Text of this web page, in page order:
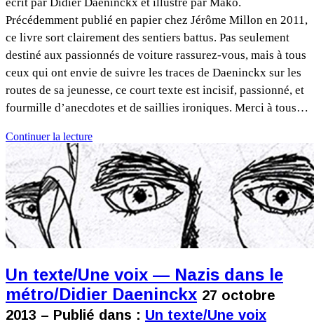
écrit par Didier Daeninckx et illustré par Mako.
Précédemment publié en papier chez Jérôme Millon en 2011,
ce livre sort clairement des sentiers battus. Pas seulement
destiné aux passionnés de voiture rassurez-vous, mais à tous
ceux qui ont envie de suivre les traces de Daeninckx sur les
routes de sa jeunesse, ce court texte est incisif, passionné, et
fourmille d’anecdotes et de saillies ironiques. Merci à tous…
Continuer la lecture
Un texte/Une voix — Nazis dans le
métro/Didier Daeninckx 27 octobre
2013 – Publié dans : Un texte/Une voix